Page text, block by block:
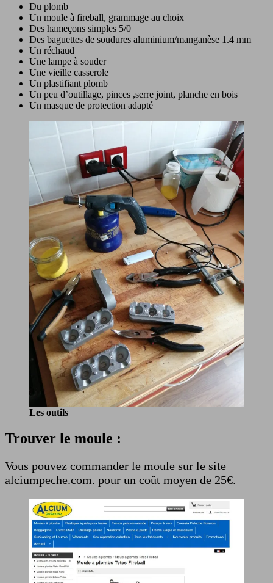
Du plomb
Un moule à fireball, grammage au choix
Des hameçons simples 5/0
Des baguettes de soudures aluminium/manganèse 1.4 mm
Un réchaud
Une lampe à souder
Une vieille casserole
Un plastifiant plomb
Un peu d’outillage, pinces ,serre joint, planche en bois
Un masque de protection adapté
Les outils
Trouver le moule :
Vous pouvez commander le moule sur le site
alciumpeche.com. pour un coût moyen de 25€.